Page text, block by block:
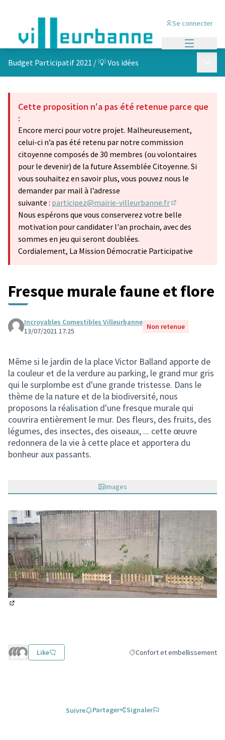
Se connecter
Budget Participatif 2021 /💡 Vos idées
Cette proposition n'a pas été retenue parce que
:
Encore merci pour votre projet. Malheureusement,
celui-ci n’a pas été retenu par notre commission
citoyenne composés de 30 membres (ou volontaires
pour le devenir) de la future Assemblée Citoyenne. Si
vous souhaitez en savoir plus, vous pouvez nous le
demander par mail à l’adresse
suivante : participez@mairie-villeurbanne.fr
(S'ouvre dans
Nous espérons que vous conserverez votre belle
motivation pour candidater l'an prochain, avec des
sommes en jeu qui seront doublées.
Cordialement, La Mission Démocratie Participative
Fresque murale faune et flore
Incroyables Comestibles Villeurbanne
13/07/2021 17:25
Non retenue
Même si le jardin de la place Victor Balland apporte de
la couleur et de la verdure au parking, le grand mur gris
qui le surplombe est d'une grande tristesse. Dans le
thème de la nature et de la biodiversité, nous
proposons la réalisation d'une fresque murale qui
couvrira entièrement le mur. Des fleurs, des fruits, des
légumes, des insectes, des oiseaux, ... cette œuvre
redonnera de la vie à cette place et apportera du
bonheur aux passants.
Images
Like Filtrer les résultats de la
Confort et embellissement
Suivre Partager Signaler